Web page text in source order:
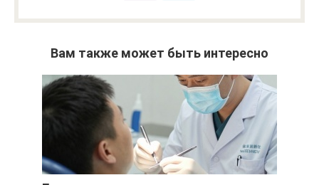
Вам также может быть интересно